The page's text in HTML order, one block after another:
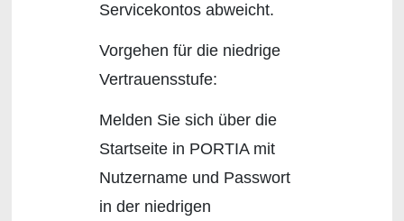
Servicekontos abweicht.
Vorgehen für die niedrige
Vertrauensstufe:
Melden Sie sich über die
Startseite in PORTIA mit
Nutzername und Passwort
in der niedrigen